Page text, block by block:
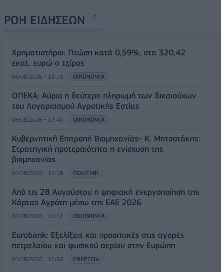
ΡΟΗ ΕΙΔΗΣΕΩΝ
Χρηματιστήριο: Πτώση κατά 0,59%, στα 320,42
εκατ. ευρώ ο τζίρος
06/08/2026 - 18:10 ΟΙΚΟΝΟΜΙΑ
ΟΠΕΚΑ: Αύριο η δεύτερη πληρωμή των δικαιούχων
του Λογαριασμού Αγροτικής Εστίας
06/08/2026 - 17:40 ΟΙΚΟΝΟΜΙΑ
Κυβερνητική Επιτροπή Βιομηχανίας- Κ. Μητσοτάκης:
Στρατηγική προτεραιότητα η ενίσχυση της
βιομηχανίας
06/08/2026 - 17:18 ΠΟΛΙΤΙΚΗ
Από τις 28 Αυγούστου η ψηφιακή ενεργοποίηση της
Κάρτας Αγρότη μέσω της ΕΑΕ 2026
06/08/2026 - 16:51 ΟΙΚΟΝΟΜΙΑ
Eurobank: Εξελίξεις και προοπτικές στις αγορές
πετρελαίου και φυσικού αερίου στην Ευρώπη
06/08/2026 - 16:20 ΕΝΕΡΓΕΙΑ